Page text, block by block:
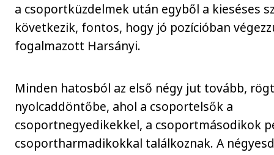
a csoportküzdelmek után egyből a kieséses
következik, fontos, hogy jó pozícióban
fogalmazott Harsányi.
Minden hatosból az első négy jut tovább,
nyolcaddöntőbe, ahol a csoportelsők a
csoportnegyedikekkel, a csoportmásodikok
csoportharmadikokkal találkoznak. A